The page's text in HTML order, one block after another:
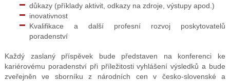
důkazy (příklady aktivit, odkazy na zdroje, výstupy apod.)
inovativnost
Kvalifikace a další profesní rozvoj poskytovatelů
poradenství
Každý zaslaný příspěvek bude představen na konferenci ke
kariérovému poradenství při příležitosti vyhlášení výsledků a bude
zveřejněn ve sborníku z národních cen v česko-slovenské a